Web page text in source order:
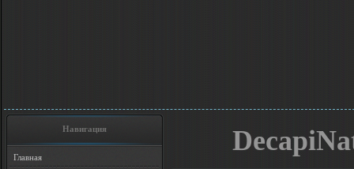
Навигация
Главная